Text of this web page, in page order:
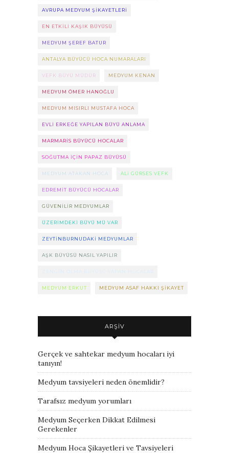
AVRUPA MEDYUM ŞIKAYETLERI
EN ETKILI KAŞIK BÜYÜSÜ
MEDYUM ŞEREF BATUR
ANTALYA BÜYÜCÜ HOCA NUMARALARI
VEFK BÜYÜ MÜDÜR MEDYUM KENAN
MEDYUM ÖMER HANOĞLU
MEDYUM MISIRLI MUSTAFA HOCA
EVLI ERKEĞE YAPILAN BÜYÜ ANLAMA
MARMARIS BÜYÜCÜ HOCALAR
SOĞUTMA IÇIN PAPAZ BÜYÜSÜ
MEDYUM ATAKAN HOCA ALI GÜRSES VEFK
EDREMIT BÜYÜCÜ HOCALAR
GÜVENILIR MEDYUMLAR
ÜZERIMDEKI BÜYÜ MÜ VAR
ZEYTINBURNUDAKI MEDYUMLAR
AŞK BÜYÜSÜ NASIL YAPILIR
MEDYUM ERKUT MEDYUM ASAF HAKKI ŞIKAYET
ARŞIV
Gerçek ve sahtekar medyum hocaları iyi
tanıyın!
Medyum tavsiyeleri neden önemlidir?
Tarafsız medyum yorumları
Medyum Seçerken Dikkat Edilmesi
Gerekenler
Medyum Hoca Şikayetleri ve Tavsiyeleri